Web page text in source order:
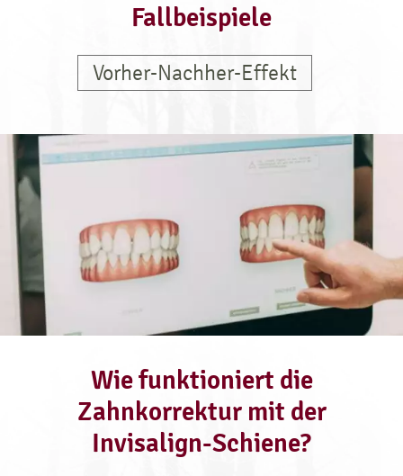
Fallbeispiele
Vorher-Nachher-Effekt
Wie funktioniert die
Zahnkorrektur mit der
Invisalign-Schiene?